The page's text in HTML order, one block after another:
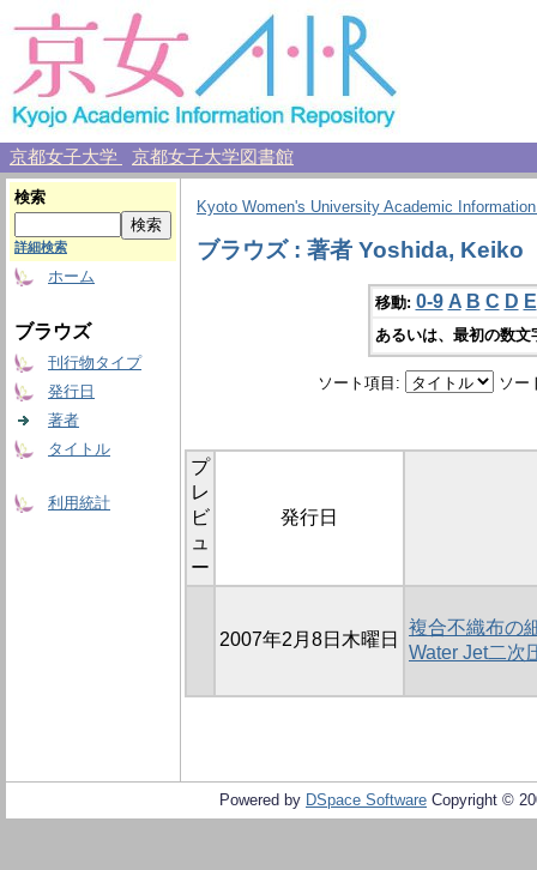
京都女子大学 京都女子大学図書館
検索
詳細検索
ホーム
ブラウズ
刊行物タイプ
発行日
著者
タイトル
利用統計
Kyoto Women's University Academic
ブラウズ : 著者 Yoshida, Keiko
移動: 0-9 A B C D E
あるいは、最初の数
ソート項目: ソー
プ
レ
ビ
ュ
ー
発行日
2007年2月8日木曜日
複合不織布の
Water Jet二次
Powered by DSpace Software Copyright ©